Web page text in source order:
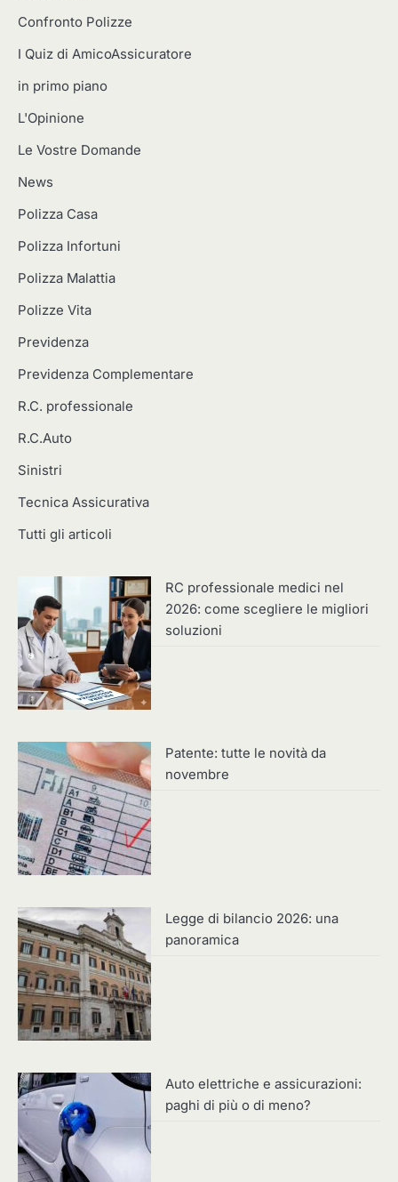
Confronto Polizze
I Quiz di AmicoAssicuratore
in primo piano
L'Opinione
Le Vostre Domande
News
Polizza Casa
Polizza Infortuni
Polizza Malattia
Polizze Vita
Previdenza
Previdenza Complementare
R.C. professionale
R.C.Auto
Sinistri
Tecnica Assicurativa
Tutti gli articoli
RC professionale medici nel
2026: come scegliere le migliori
soluzioni
Patente: tutte le novità da
novembre
Legge di bilancio 2026: una
panoramica
Auto elettriche e assicurazioni:
paghi di più o di meno?